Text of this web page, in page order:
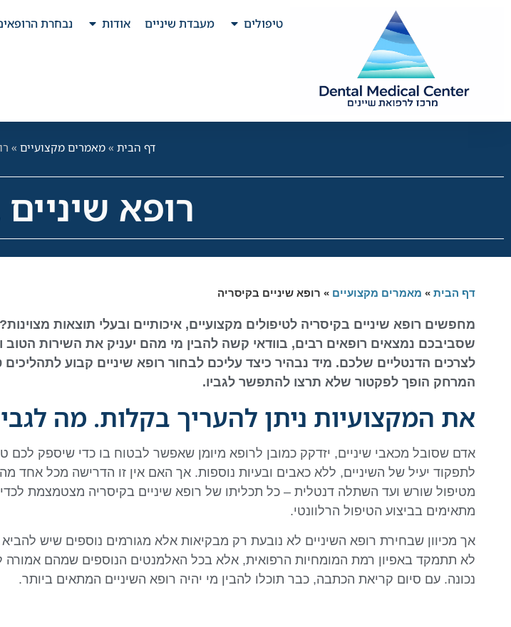
טיפולים מעבדת שיניים אודות נבחרת
דף הבית »מאמרים מקצועיים »
רופא
דף הבית » מאמרים מקצועיים » רופא שיניים בקיסריה
מחפשים רופא שיניים בקיסריה לטיפולים מקצועיים, איכותיים ובעלי תוצאות
שסביבכם נמצאים רופאים רבים, בוודאי קשה להבין מי מהם יעניק את השירות הטוב
לצרכים הדנטליים שלכם. מיד נבהיר כיצד עליכם לבחור רופא שיניים קבוע לתהליכים
המרחק הופך לפקטור שלא תרצו להתפשר לגביו.
את המקצועיות ניתן להעריך בקלות. מה
אדם שסובל מכאבי שיניים, יזדקק כמובן לרופא מיומן שאפשר לבטוח בו כדי שיספק לכם
לתפקוד יעיל של השיניים, ללא כאבים ובעיות נוספות. אך האם אין זו הדרישה מכל אחד
מטיפול שורש ועד השתלה דנטלית – כל תכליתו של רופא שיניים בקיסריה מצטמצמת לכדי
מתאימים בביצוע הטיפול הרלוונטי.
אך מכיוון שבחירת רופא השיניים לא נובעת רק מבקיאות אלא מגורמים נוספים שיש
לא תתמקד באפיון רמת המומחיות הרפואית, אלא בכל האלמנטים הנוספים שמהם
נכונה. עם סיום קריאת הכתבה, כבר תוכלו להבין מי יהיה רופא השיניים המתאים ביותר.